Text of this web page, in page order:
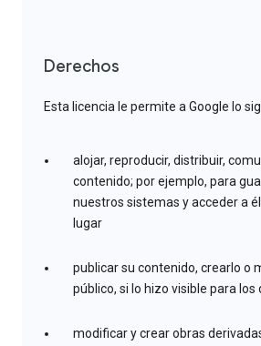
Derechos
Esta licencia le permite a Google lo
alojar, reproducir, distribuir,
contenido; por ejemplo, para
nuestros sistemas y acceder a
lugar
publicar su contenido, crearlo o
público, si lo hizo visible para los
modificar y crear obras